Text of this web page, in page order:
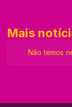
Mais
Não temos